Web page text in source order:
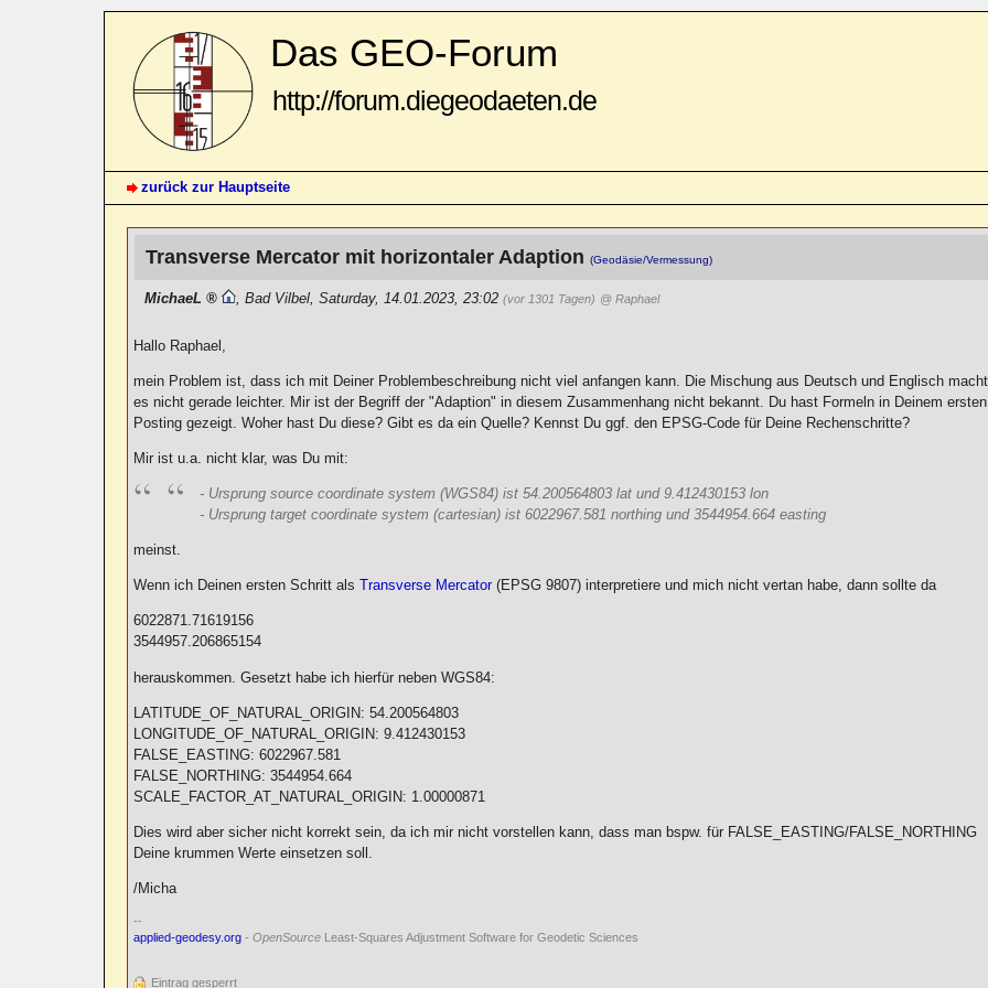
Das GEO-Forum
http://forum.diegeodaeten.de
zurück zur Hauptseite
Transverse Mercator mit horizontaler Adaption(Geodäsie/Vermessung)
MichaeL ,Bad Vilbel ,Saturday, 14.01.2023, 23:02(vor 1301 Tagen) @ Raphael
Hallo Raphael,
mein Problem ist, dass ich mit Deiner Problembeschreibung nicht viel anfangen kann. Die Mischung aus Deutsch und Englisch macht
es nicht gerade leichter. Mir ist der Begriff der "Adaption" in diesem Zusammenhang nicht bekannt. Du hast Formeln in Deinem ersten
Posting gezeigt. Woher hast Du diese? Gibt es da ein Quelle? Kennst Du ggf. den EPSG-Code für Deine Rechenschritte?
Mir ist u.a. nicht klar, was Du mit:
- Ursprung source coordinate system (WGS84) ist 54.200564803 lat und 9.412430153 lon
- Ursprung target coordinate system (cartesian) ist 6022967.581 northing und 3544954.664 easting
meinst.
Wenn ich Deinen ersten Schritt alsTransverse Mercator (EPSG 9807) interpretiere und mich nicht vertan habe, dann sollte da
6022871.71619156
3544957.206865154
herauskommen. Gesetzt habe ich hierfür neben WGS84:
LATITUDE_OF_NATURAL_ORIGIN: 54.200564803
LONGITUDE_OF_NATURAL_ORIGIN: 9.412430153
FALSE_EASTING: 6022967.581
FALSE_NORTHING: 3544954.664
SCALE_FACTOR_AT_NATURAL_ORIGIN: 1.00000871
Dies wird aber sicher nicht korrekt sein, da ich mir nicht vorstellen kann, dass man bspw. für FALSE_EASTING/FALSE_NORTHING
Deine krummen Werte einsetzen soll.
/Micha
--
applied-geodesy.org -OpenSource Least-Squares Adjustment Software for Geodetic Sciences
Eintrag gesperrt